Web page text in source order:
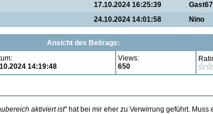
17.10.2024 16:25:39
24.10.2024 14:01:58 Nino
Ansicht des Beitrags:
14:19:48
Views:
650
aktiviert ist" hat bei mir eher zu Verwirrung geführt.